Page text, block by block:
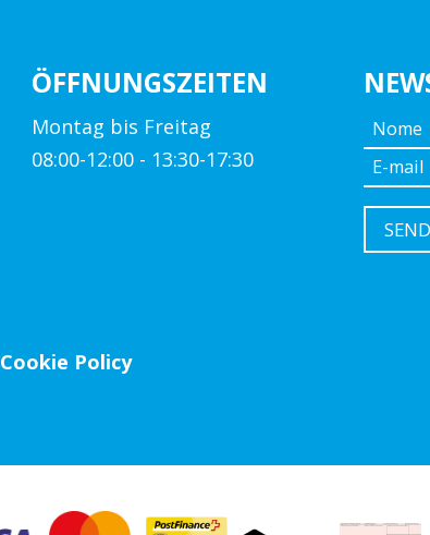
ÖFFNUNGSZEITEN
Montag bis Freitag
08:00-12:00 - 13:30-17:30
Cookie Policy